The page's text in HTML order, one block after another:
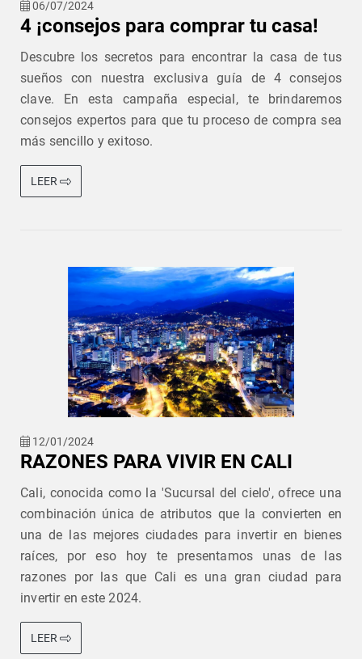
06/07/2024
4 ¡consejos para comprar tu casa!
Descubre los secretos para encontrar la casa de tus
sueños con nuestra exclusiva guía de 4 consejos
clave. En esta campaña especial, te brindaremos
consejos expertos para que tu proceso de compra sea
más sencillo y exitoso.
LEER
12/01/2024
RAZONES PARA VIVIR EN CALI
Cali, conocida como la 'Sucursal del cielo', ofrece una
combinación única de atributos que la convierten en
una de las mejores ciudades para invertir en bienes
raíces, por eso hoy te presentamos unas de las
razones por las que Cali es una gran ciudad para
invertir en este 2024.
LEER